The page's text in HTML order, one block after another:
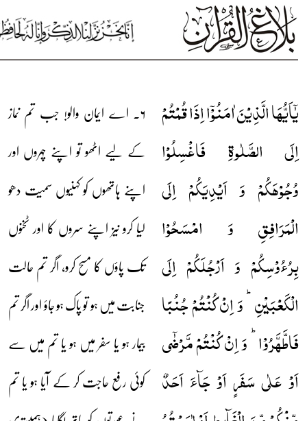
یٰۤاَیُّہَا الَّذِیۡنَ اٰمَنُوۡۤا اِذَا قُمۡتُمۡ
اِلَی الصَّلٰوۃِ فَاغۡسِلُوۡا
وُجُوۡہَکُمۡ وَ اَیۡدِیَکُمۡ اِلَی
الۡمَرَافِقِ وَ امۡسَحُوۡا
بِرُءُوۡسِکُمۡ وَ اَرۡجُلَکُمۡ اِلَی
الۡکَعۡبَیۡنِ ؕ وَ اِنۡ کُنۡتُمۡ جُنُبًا
فَاطَّہَّرُوۡا ؕ وَ اِنۡ کُنۡتُمۡ مَّرۡضٰۤی
اَوۡ عَلٰی سَفَرٍ اَوۡ جَآءَ اَحَدٌ
۶۔ اے ایمان والو! جب تم نماز
کے لیے اٹھو تو اپنے چہروں اور
اپنے ہاتھوں کو کہنیوں سمیت دھو
لیا کرو نیز اپنے سروں کا اور ٹخنوں
تک پاؤں کا مسح کرو، اگر تم حالت
جنابت میں ہو تو پاک ہو جاؤ اور اگر تم
بیمار ہو یا سفر میں ہو یا تم میں سے
کوئی رفع حاجت کر کے آیا ہو یا تم